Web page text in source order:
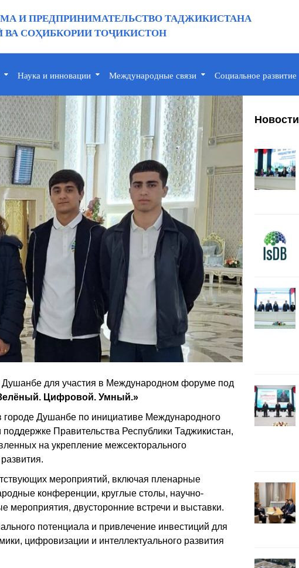
И ПРЕДПРИНИМАТЕЛЬСТВО ТАДЖИКИСТАНА
СОҲИБКОРИИ ТОҶИКИСТОН
Наука и инновации Международные связи Социальное развитие
Душанбе для участия в Международном форуме под
Цифровой. Умный.»
городе Душанбе по инициативе Международного
Правительства Республики Таджикистан,
на укрепление межсекторального
мероприятий, включая пленарные
конференции, круглые столы, научно-
двусторонние встречи и выставки.
потенциала и привлечение инвестиций для
цифровизации и интеллектуального развития
Новости